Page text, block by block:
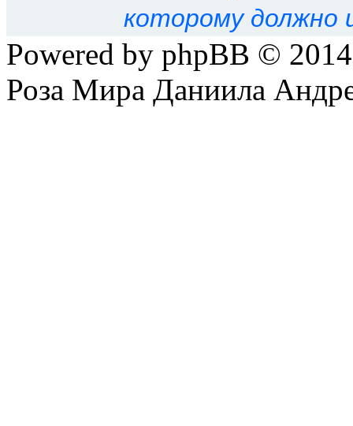
Права доступа к
Выне можетеначинать
Выне можетеотвечать
которому должно
Powered by phpBB ©
Роза Мира Даниила